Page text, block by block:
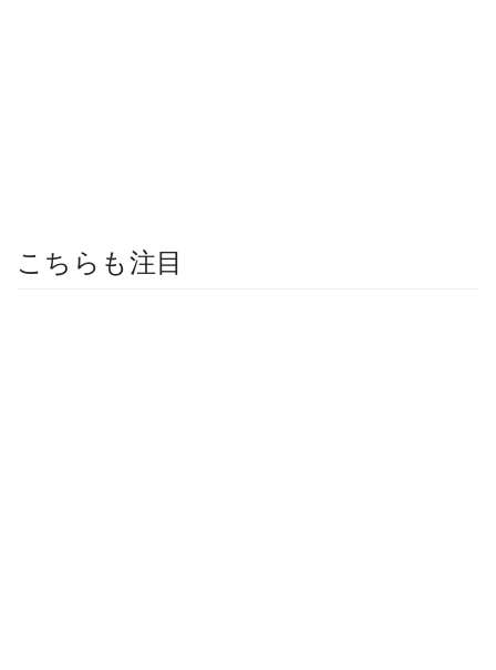
こちらも注目